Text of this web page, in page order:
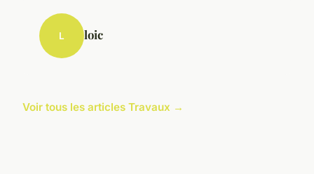
L loic
Voir tous les articles Travaux →